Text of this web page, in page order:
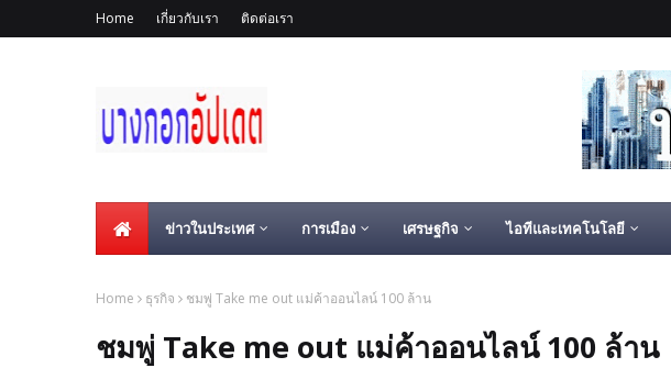
Home เกี่ยวกับเรา ติดต่อเรา
ข่าวในประเทศ การเมือง เศรษฐกิจ ไอทีและเทคโนโลยี
Home ธุรกิจ ชมพู่ Take me out แม่ค้าออนไลน์ 100 ล้าน
ชมพู่ Take me out แม่ค้าออนไลน์ 100 ล้าน